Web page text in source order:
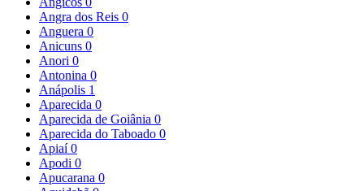
Angra dos Reis 0
Anguera 0
Anicuns 0
Anori 0
Antonina 0
Anápolis 1
Aparecida 0
Aparecida de Goiânia 0
Aparecida do Taboado 0
Apiaí0
Apodi 0
Apucarana 0